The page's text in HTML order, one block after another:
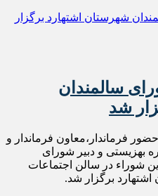
سالمندان
شد
فرماندار،معاون فرماندار و
بهزیستی و دبیر شورای
شوراء در سالن اجتماعات
برگزار شد.